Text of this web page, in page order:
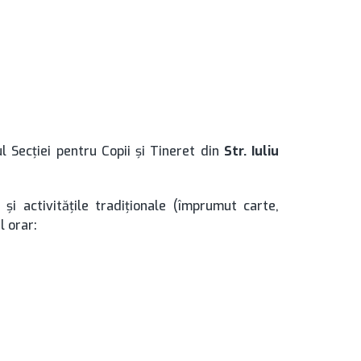
Secției pentru Copii și Tineret din Str. Iuliu
activitățile tradiționale (împrumut carte,
orar: